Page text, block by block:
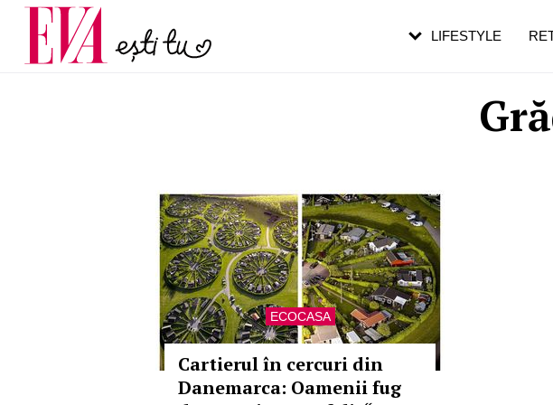
ECOCASA
Cartierul în cercuri din
Danemarca: Oamenii fug
LIFESTYLE
Carieră
Actualitate
pe măsură ce înaintezi în vârstă